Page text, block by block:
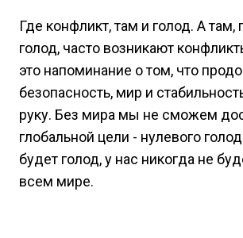
Где конфликт, там и голод. А там,
голод, часто возникают
это напоминание о том, что
безопасность, мир и
руку. Без мира мы не сможем
глобальной цели - нулевого
будет голод, у нас никогда не
всем мире.